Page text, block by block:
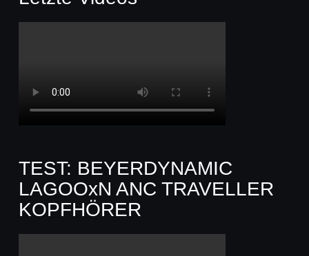
TEST: BEYERDYNAMIC
LAGOOxN ANC TRAVELLER
KOPFHÖRER